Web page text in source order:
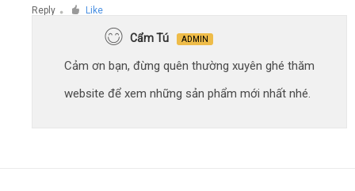
Reply ● Like
Cẩm Tú ADMIN
Cảm ơn bạn, đừng quên thường xuyên ghé thăm
website để xem những sản phẩm mới nhất nhé.